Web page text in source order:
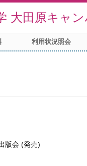
大田原キャ
利用状況照会
版会 (発売)